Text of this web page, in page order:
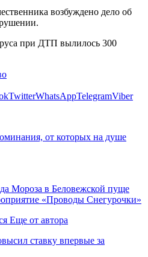
возбуждено дело об
TwitterWhatsAppTelegramViber
от которых на душе
Мороза в Беловежской пуще
«Проводы Снегурочки»
Еще от автора
ставку впервые за